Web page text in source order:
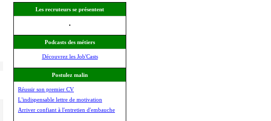
Les recruteurs se présentent
Podcasts des métiers
Découvrez les Job'Casts
Postulez malin
Réussir son premier CV
L'indispensable lettre de motivation
Arriver confiant à l'entretien d'embauche